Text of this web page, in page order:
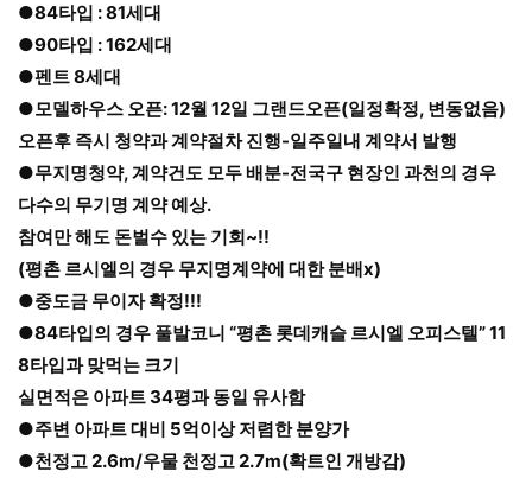
●84타입 : 81세대
●90타입 : 162세대
●펜트 8세대
●모델하우스 오픈: 12월 12일 그랜드오픈(일정확정, 변동없음)
오픈후 즉시 청약과 계약절차 진행-일주일내 계약서 발행
●무지명청약, 계약건도 모두 배분-전국구 현장인 과천의 경우
다수의 무기명 계약 예상.
참여만 해도 돈벌수 있는 기회~!!
(평촌 르시엘의 경우 무지명계약에 대한 분배x)
●중도금 무이자 확정!!!
●84타입의 경우 풀발코니 “평촌 롯데캐슬 르시엘 오피스텔” 11
8타입과 맞먹는 크기
실면적은 아파트 34평과 동일 유사함
●주변 아파트 대비 5억이상 저렴한 분양가
●천정고 2.6m/우물 천정고 2.7m(확트인 개방감)